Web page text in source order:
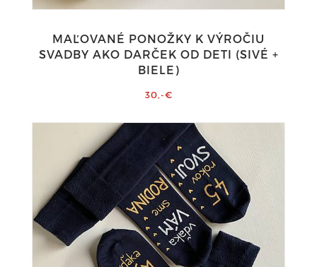
MAĽOVANÉ PONOŽKY K VÝROČIU
SVADBY AKO DARČEK OD DETI (SIVÉ +
BIELE)
30,-€